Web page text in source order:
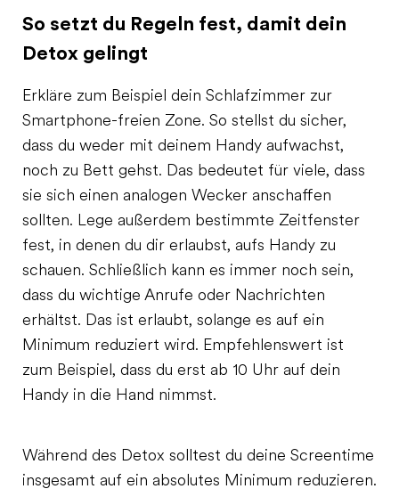
So setzt du Regeln fest, damit dein
Detox gelingt
Erkläre zum Beispiel dein Schlafzimmer zur
Smartphone-freien Zone. So stellst du sicher,
dass du weder mit deinem Handy aufwachst,
noch zu Bett gehst. Das bedeutet für viele, dass
sie sich einen analogen Wecker anschaffen
sollten. Lege außerdem bestimmte Zeitfenster
fest, in denen du dir erlaubst, aufs Handy zu
schauen. Schließlich kann es immer noch sein,
dass du wichtige Anrufe oder Nachrichten
erhältst. Das ist erlaubt, solange es auf ein
Minimum reduziert wird. Empfehlenswert ist
zum Beispiel, dass du erst ab 10 Uhr auf dein
Handy in die Hand nimmst.
Während des Detox solltest du deine Screentime
insgesamt auf ein absolutes Minimum reduzieren.